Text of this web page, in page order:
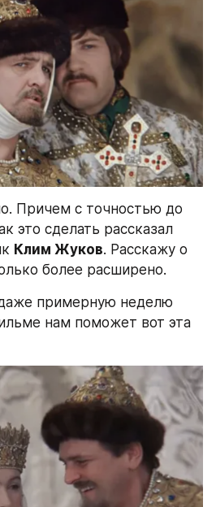
Причем с точностью до
это сделать рассказал
Клим Жуков. Расскажу о
более расширено.
примерную неделю
нам поможет вот эта